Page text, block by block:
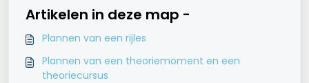
Artikelen in deze map -
Plannen van een rijles
Plannen van een theoriemoment en een
theoriecursus